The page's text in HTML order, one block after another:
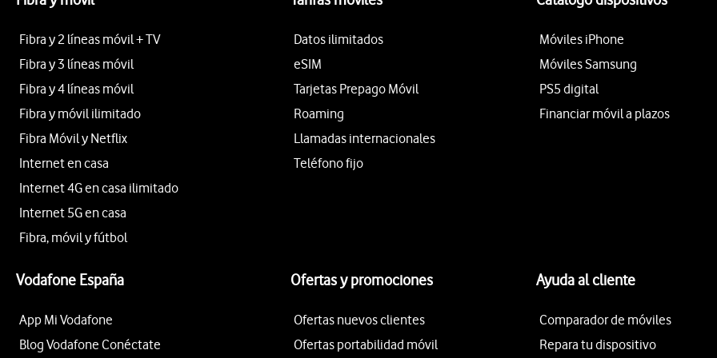
Fibra y 2 líneas móvil + TV
Fibra y 3 líneas móvil
Fibra y 4 líneas móvil
Fibra y móvil ilimitado
Fibra Móvil y Netflix
Internet en casa
Internet 4G en casa ilimitado
Internet 5G en casa
Fibra, móvil y fútbol
Datos ilimitados
eSIM
Tarjetas Prepago Móvil
Roaming
Llamadas internacionales
Teléfono fijo
Móviles iPhone
Móviles Samsung
PS5 digital
Financiar móvil a plazos
Vodafone España
App Mi Vodafone
Blog Vodafone Conéctate
Ofertas y promociones
Ofertas nuevos clientes
Ofertas portabilidad móvil
Ayuda al cliente
Comparador de móviles
Repara tu dispositivo